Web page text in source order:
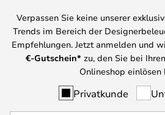
Verpassen Sie keine unserer
Trends im Bereich der
Empfehlungen. Jetzt anmelden und
€-Gutschein* zu, den Sie bei
Onlineshop einlösen
Privatkunde